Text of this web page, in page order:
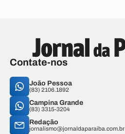
Contate-nos
João Pessoa
(83) 2106.1892
Campina Grande
(83) 3315-3204
Redação
jornalismo@jornaldaparaiba.com.br